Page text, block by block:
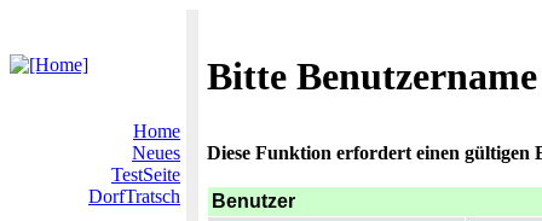
Bitte
Home
Neues
TestSeite
DorfTratsch
Diese Funktion erfordert einen gültigen
Benutzer